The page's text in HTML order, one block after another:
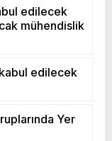
edilecek
mühendislik
edilecek
Yer